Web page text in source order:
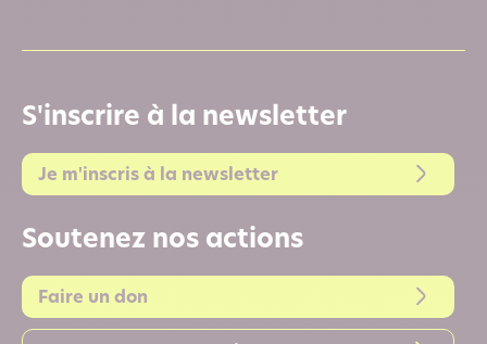
S'inscrire à la newsletter
Je m'inscris à la newsletter
Soutenez nos actions
Faire un don